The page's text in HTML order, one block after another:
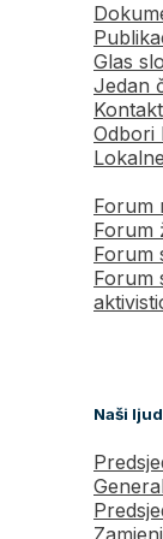
Glas
Jedan
Kontakt
Odbori
Forum
Forum
Forum
Forum
Naši